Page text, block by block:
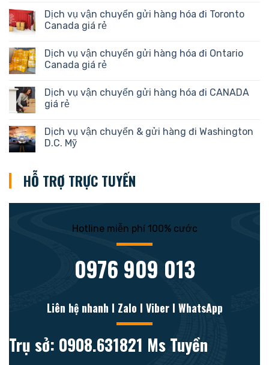
Dịch vụ vận chuyển gửi hàng hóa đi Toronto
Canada giá rẻ
Dịch vụ vận chuyển gửi hàng hóa đi Ontario
Canada giá rẻ
Dịch vụ vận chuyển gửi hàng hóa đi CANADA
giá rẻ
Dịch vụ vận chuyển & gửi hàng đi Washington
D.C. Mỹ
HỖ TRỢ TRỰC TUYẾN
Hotline miễn phí 100% cước
0976 909 013
Liên hệ nhanh l Zalo l Viber l WhatsApp
Trụ sở: 0908.631821 Ms Tuyền